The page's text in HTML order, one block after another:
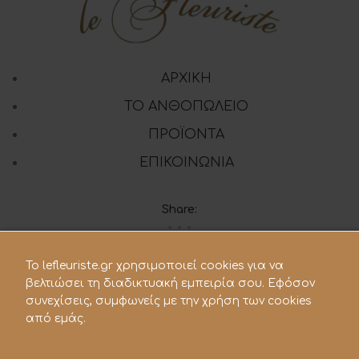
ΑΡΧΙΚΗ
ΤΟ ΑΝΘΟΠΩΛΕΙΟ
ΠΡΟΪΟΝΤΑ
ΕΠΙΚΟΙΝΩΝΙΑ
Share:
210 28.21.119
lefleuriste@hotmail.gr
To lefleuriste.gr χρησιμοποιεί cookies για να
βελτιώσει τη διαδικτυακή εμπειρία σου. Εφόσον
συνεχίσεις, συμφωνείς με την χρήση των cookies
από εμάς.